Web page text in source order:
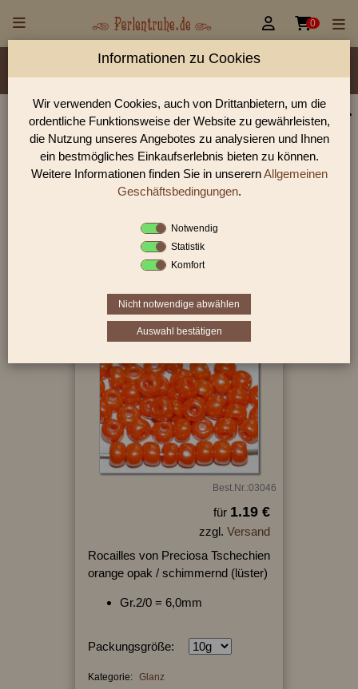
 0
Material/Glassorte Sorte/Form Farbe
Rocailles Größen
Perlen Shop für Rocailles opak Glanz Perlen
In unserem Perlen Shop finden sie zahlreich Rocailles opak
Glanz Perlen und viele weiter Glasperlen.
Sie befinden sich in folgender Kategorie:
Rocailles|opak|
Best.Nr.:03046
für 1.19 €
zzgl. Versand
Rocailles von Preciosa Tschechien
orange opak / schimmernd (lüster)
Gr.2/0 = 6,0mm
Packungsgröße:
Kategorie: Glanz
Informationen zu Cookies
Wir verwenden Cookies, auch von Drittanbietern, um die
ordentliche Funktionsweise der Website zu gewährleisten,
die Nutzung unseres Angebotes zu analysieren und Ihnen
ein bestmögliches Einkaufserlebnis bieten zu können.
Weitere Informationen finden Sie in unserernAllgemeinen
Geschäftsbedingungen.
Notwendig
Statistik
Komfort
Nicht notwendige abwählen
Auswahl bestätigen